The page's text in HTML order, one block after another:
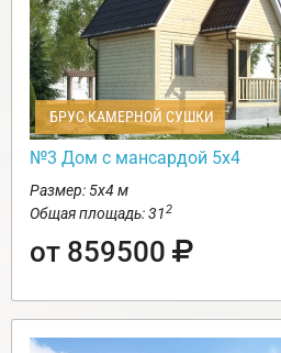
БРУС КАМЕРНОЙ СУШКИ
№3 Дом с мансардой 5х4
Размер: 5х4 м
Общая площадь: 312
от 859500